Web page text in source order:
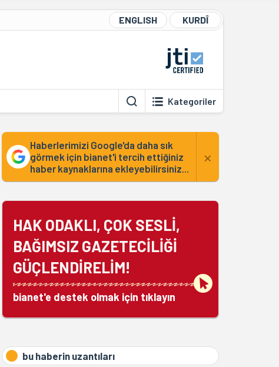
ENGLISH KURDÎ
Kategoriler
Haberlerimizi Google'da daha sık
görmek için bianet'i tercih ettiğiniz
haber kaynaklarına ekleyebilirsiniz...
×
HAK ODAKLI, ÇOK SESLİ,
BAĞIMSIZ GAZETECİLİĞİ
GÜÇLENDİRELİM!
bianet'e destek olmak için tıklayın
bu haberin uzantıları